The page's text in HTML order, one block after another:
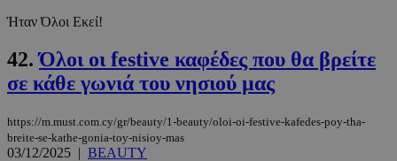
Ήταν Όλοι Εκεί!
42.Όλοι οι festive καφέδες που θα βρείτε
σε κάθε γωνιά του νησιού μας
https://m.must.com.cy/gr/beauty/1-beauty/oloi-oi-festive-kafedes-poy-tha-
breite-se-kathe-gonia-toy-nisioy-mas
03/12/2025 | BEAUTY